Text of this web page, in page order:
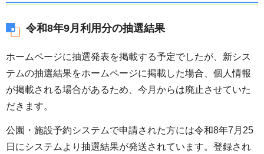
令和8年9月利用分の抽選結果
ホームページに抽選発表を掲載する予定でしたが、新シス
テムの抽選結果をホームページに掲載した場合、個人情報
が掲載される場合があるため、今月からは廃止させていた
だきます。
公園・施設予約システムで申請された方には令和8年7月25
日にシステムより抽選結果が発送されています。登録され